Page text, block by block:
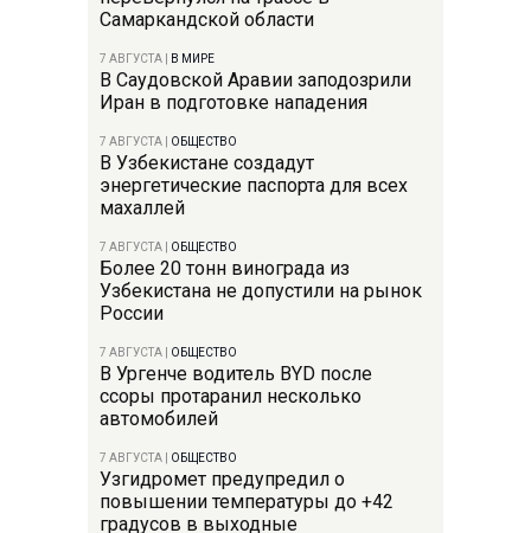
Самаркандской области
7 АВГУСТА В МИРЕ
В Саудовской Аравии заподозрили
Иран в подготовке нападения
7 АВГУСТА ОБЩЕСТВО
В Узбекистане создадут
энергетические паспорта для всех
махаллей
7 АВГУСТА ОБЩЕСТВО
Более 20 тонн винограда из
Узбекистана не допустили на рынок
России
7 АВГУСТА ОБЩЕСТВО
В Ургенче водитель BYD после
ссоры протаранил несколько
автомобилей
7 АВГУСТА ОБЩЕСТВО
Узгидромет предупредил о
повышении температуры до +42
градусов в выходные